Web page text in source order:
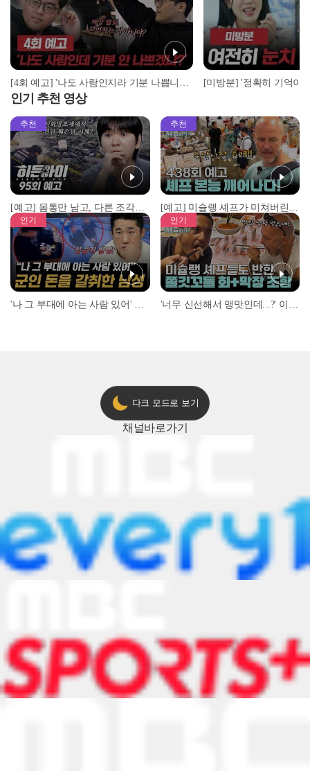
[4회 예고] '나도 사람인지라 기분 나쁩니다!' 조지의 흑화 이유는? | 돌싱N모솔 | 5월 5일 (화) 밤 10시 MBC every1
인기 추천 영상
추천
[예고] 몸통만 남고, 다른 조각은 어디에..? 시화호에서 드러난 충격적인 토막 살인사건!
추천
[예고] 미슐랭 셰프가 미쳐버린 이유! 본능이 깨어난 사건은?
인기 인기
다크 모드로 보기
채널바로가기